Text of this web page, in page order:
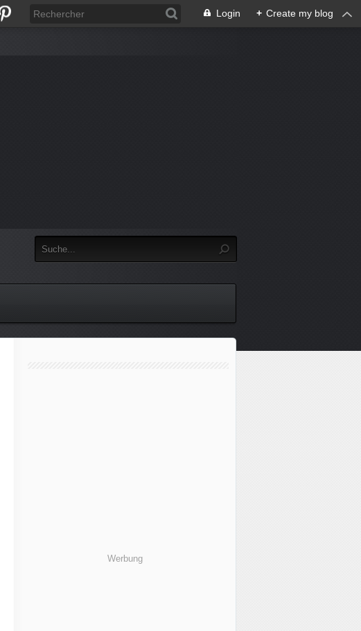
Login + Create my blog
Werbung